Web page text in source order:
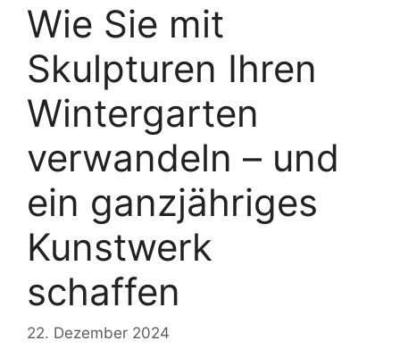
Wie Sie mit
Skulpturen Ihren
Wintergarten
verwandeln – und
ein ganzjähriges
Kunstwerk
schaffen
22. Dezember 2024